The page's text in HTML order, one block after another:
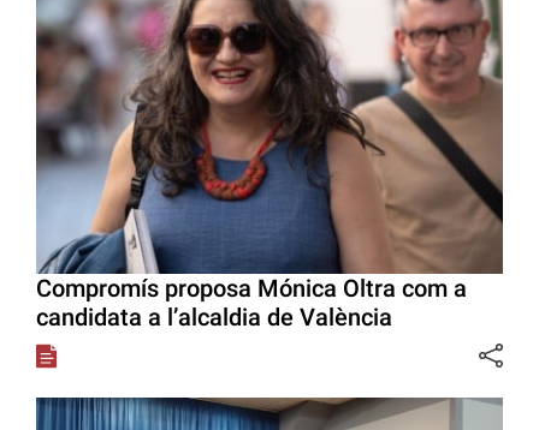
Compromís proposa Mónica Oltra com a
candidata a l’alcaldia de València